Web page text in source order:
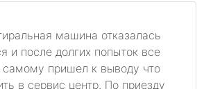
машина отказалась
и после долгих попыток все
самому пришел к выводу что
в сервис центр. По приезду